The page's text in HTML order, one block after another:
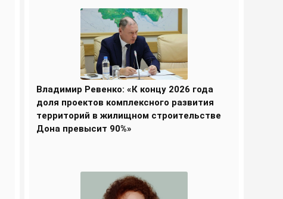
Владимир Ревенко: «К концу 2026 года
доля проектов комплексного развития
территорий в жилищном строительстве
Дона превысит 90%»